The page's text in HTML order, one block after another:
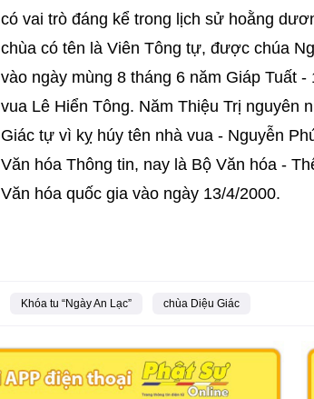
có vai trò đáng kể trong lịch sử hoằng
chùa có tên là Viên Tông tự, được chúa
vào ngày mùng 8 tháng 6 năm Giáp Tuất
vua Lê Hiển Tông. Năm Thiệu Trị nguyên
Giác tự vì kỵ húy tên nhà vua - Nguyễn
Văn hóa Thông tin, nay là Bộ Văn hóa -
Văn hóa quốc gia vào ngày 13/4/2000.
Khóa tu “Ngày An Lạc” chùa Diệu Giác